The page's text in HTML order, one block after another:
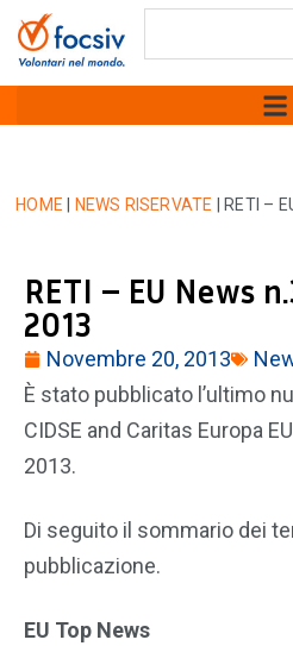
HOME NEWS RISERVATE RETI –
RETI – EU News
2013
Novembre 20, 2013
È stato pubblicato l’ultimo
CIDSE and Caritas Europa
2013.
Di seguito il sommario dei
pubblicazione.
EU Top News